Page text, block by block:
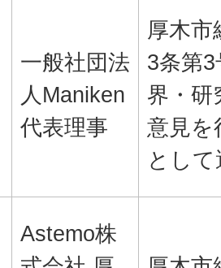
一般社団法
人Maniken
代表理事
厚木市
3条第
界・研
意見を
とし
Astemo株